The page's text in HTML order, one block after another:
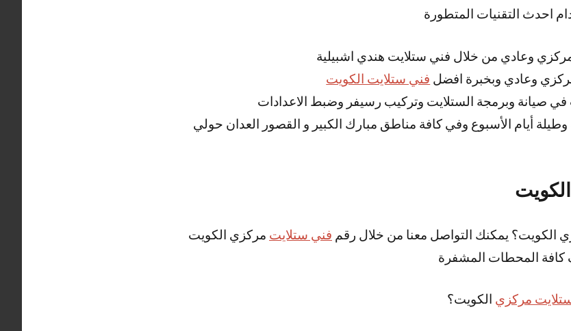
احدث التقنيات المتطورة
وعادي من خلال فني ستلايت هندي اشبيلية
وعادي وبخبرة افضل فني ستلايت الكويت
في صيانة وبرمجة الستلايت وتركيب رسيفر وضبط الاعدادات
على مدار 24 ساعة وطيلة أيام الأسبوع وفي كافة مناطق مبارك الكبير و القصور العدان حولي
الكويت؟ يمكنك التواصل معنا من خلال رقم فني ستلايت مركزي الكويت
كافة المحطات المشفرة
مركزي الكويت؟